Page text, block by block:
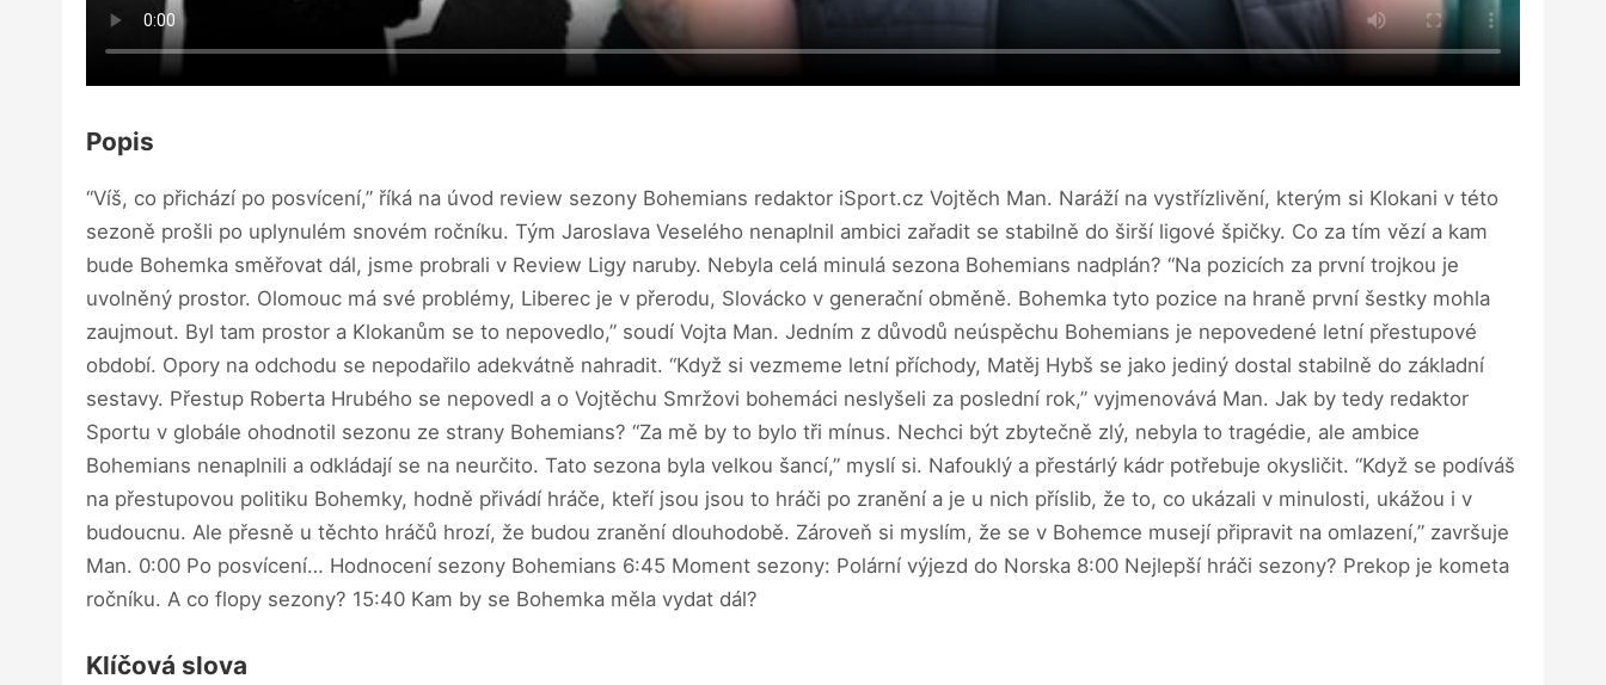
Popis
“Víš, co přichází po posvícení,” říká na úvod review sezony Bohemians redaktor iSport.cz Vojtěch Man. Naráží na vystřízlivění, kterým si Klokani v této
sezoně prošli po uplynulém snovém ročníku. Tým Jaroslava Veselého nenaplnil ambici zařadit se stabilně do širší ligové špičky. Co za tím vězí a kam
bude Bohemka směřovat dál, jsme probrali v Review Ligy naruby. Nebyla celá minulá sezona Bohemians nadplán? “Na pozicích za první trojkou je
uvolněný prostor. Olomouc má své problémy, Liberec je v přerodu, Slovácko v generační obměně. Bohemka tyto pozice na hraně první šestky mohla
zaujmout. Byl tam prostor a Klokanům se to nepovedlo,” soudí Vojta Man. Jedním z důvodů neúspěchu Bohemians je nepovedené letní přestupové
období. Opory na odchodu se nepodařilo adekvátně nahradit. “Když si vezmeme letní příchody, Matěj Hybš se jako jediný dostal stabilně do základní
sestavy. Přestup Roberta Hrubého se nepovedl a o Vojtěchu Smržovi bohemáci neslyšeli za poslední rok,” vyjmenovává Man. Jak by tedy redaktor
Sportu v globále ohodnotil sezonu ze strany Bohemians? “Za mě by to bylo tři mínus. Nechci být zbytečně zlý, nebyla to tragédie, ale ambice
Bohemians nenaplnili a odkládají se na neurčito. Tato sezona byla velkou šancí,” myslí si. Nafouklý a přestárlý kádr potřebuje okysličit. “Když se podíváš
na přestupovou politiku Bohemky, hodně přivádí hráče, kteří jsou jsou to hráči po zranění a je u nich příslib, že to, co ukázali v minulosti, ukážou i v
budoucnu. Ale přesně u těchto hráčů hrozí, že budou zranění dlouhodobě. Zároveň si myslím, že se v Bohemce musejí připravit na omlazení,” završuje
Man. 0:00 Po posvícení… Hodnocení sezony Bohemians 6:45 Moment sezony: Polární výjezd do Norska 8:00 Nejlepší hráči sezony? Prekop je kometa
ročníku. A co flopy sezony? 15:40 Kam by se Bohemka měla vydat dál?
Klíčová slova